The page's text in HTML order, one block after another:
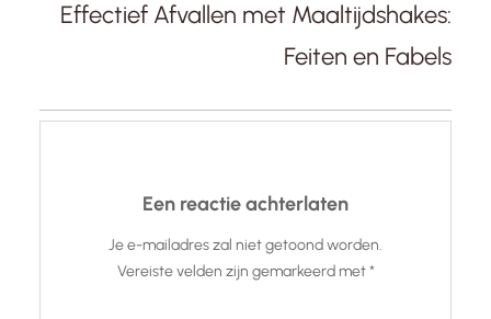
Effectief Afvallen met Maaltijdshakes:
Feiten en Fabels
Een reactie achterlaten
Je e-mailadres zal niet getoond worden.
Vereiste velden zijn gemarkeerd met*